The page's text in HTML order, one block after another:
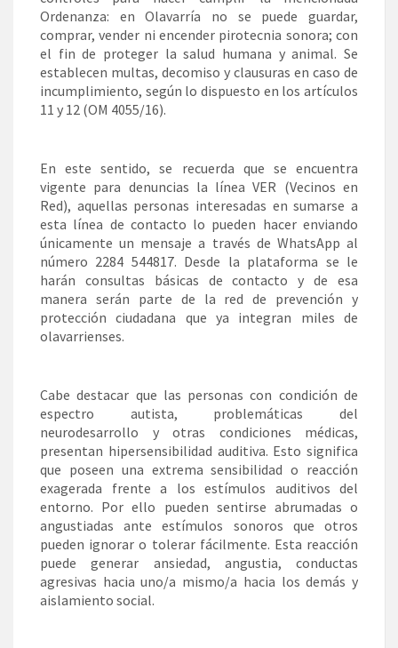
Ordenanza: en Olavarría no se puede guardar,
comprar, vender ni encender pirotecnia sonora; con
el fin de proteger la salud humana y animal. Se
establecen multas, decomiso y clausuras en caso de
incumplimiento, según lo dispuesto en los artículos
11 y 12 (OM 4055/16).
En este sentido, se recuerda que se encuentra
vigente para denuncias la línea VER (Vecinos en
Red), aquellas personas interesadas en sumarse a
esta línea de contacto lo pueden hacer enviando
únicamente un mensaje a través de WhatsApp al
número 2284 544817. Desde la plataforma se le
harán consultas básicas de contacto y de esa
manera serán parte de la red de prevención y
protección ciudadana que ya integran miles de
olavarrienses.
Cabe destacar que las personas con condición de
espectro autista, problemáticas del
neurodesarrollo y otras condiciones médicas,
presentan hipersensibilidad auditiva. Esto significa
que poseen una extrema sensibilidad o reacción
exagerada frente a los estímulos auditivos del
entorno. Por ello pueden sentirse abrumadas o
angustiadas ante estímulos sonoros que otros
pueden ignorar o tolerar fácilmente. Esta reacción
puede generar ansiedad, angustia, conductas
agresivas hacia uno/a mismo/a hacia los demás y
aislamiento social.